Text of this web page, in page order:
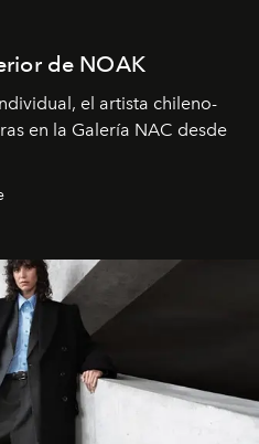
de NOAK
el artista chileno-
en la Galería NAC desde